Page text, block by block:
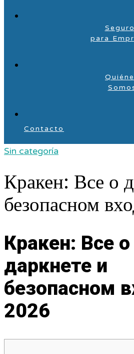
para
Contacto
Sin categoría
Кракен: Все о
безопасном
Кракен: Все о
даркнете и
безопасном
2026